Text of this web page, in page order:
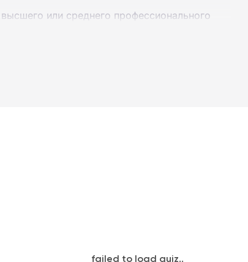
или среднего профессионального
образования.